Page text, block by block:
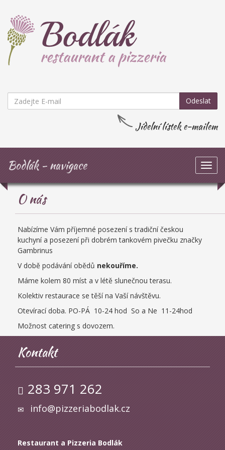
Odeslat
Jídelní lístek e-mailem
Bodlák - navigace
O nás
Nabízíme Vám příjemné posezení s tradiční českou
kuchyní a posezení při dobrém tankovém pivečku značky
Gambrinus
V době podávání obědů nekouříme.
Máme kolem 80 míst a v létě slunečnou terasu.
Kolektiv restaurace se těší na Vaší návštěvu.
Otevírací doba. PO-PÁ 10-24 hod So a Ne 11-24hod
Možnost catering s dovozem.
Kontakt
283 971 262
info@pizzeriabodlak.cz
Restaurant a Pizzeria Bodlák